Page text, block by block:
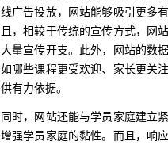
线广告投放，网站能够吸引更多
且，相较于传统的宣传方式，网
大量宣传开支。此外，网站的数
如哪些课程更受欢迎、家长更关
供有力依据。
同时，网站还能与学员家庭建立
增强学员家庭的黏性。而且，响